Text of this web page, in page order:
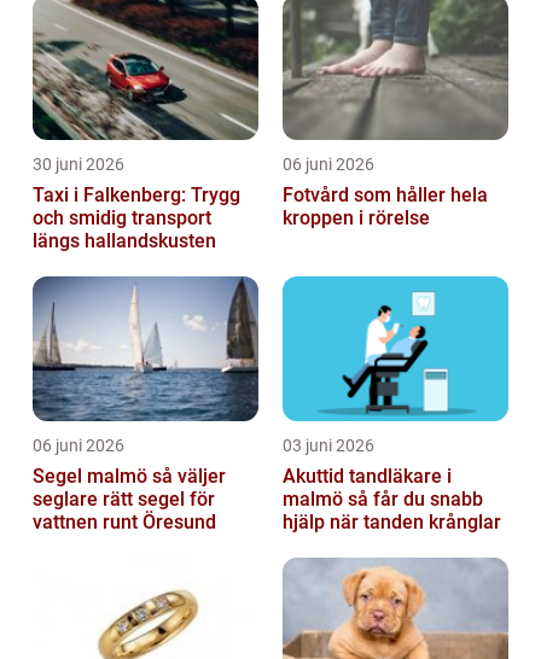
30 juni 2026
Taxi i Falkenberg: Trygg
och smidig transport
längs hallandskusten
06 juni 2026
Fotvård som håller hela
kroppen i rörelse
06 juni 2026
Segel malmö så väljer
seglare rätt segel för
vattnen runt Öresund
03 juni 2026
Akuttid tandläkare i
malmö så får du snabb
hjälp när tanden krånglar